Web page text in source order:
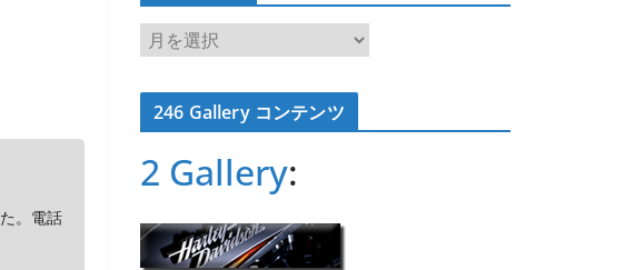
。電話
ア
ー
カ
イ246 Gallery コンテンツ
2 Gallery: